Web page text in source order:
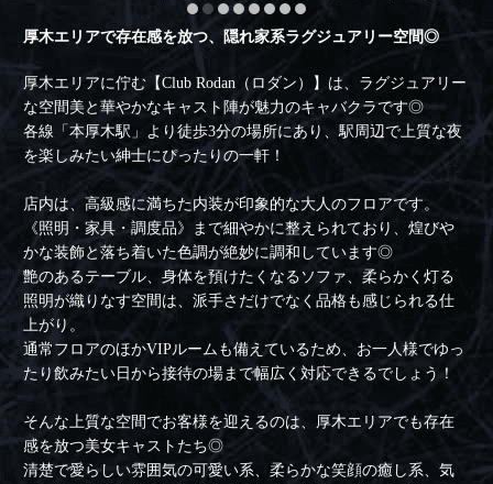
厚木エリアで存在感を放つ、隠れ家系ラグジュアリー空間◎
厚木エリアに佇む【Club Rodan（ロダン）】は、ラグジュアリー
な空間美と華やかなキャスト陣が魅力のキャバクラです◎
各線「本厚木駅」より徒歩3分の場所にあり、駅周辺で上質な夜
を楽しみたい紳士にぴったりの一軒！
店内は、高級感に満ちた内装が印象的な大人のフロアです。
《照明・家具・調度品》まで細やかに整えられており、煌びや
かな装飾と落ち着いた色調が絶妙に調和しています◎
艶のあるテーブル、身体を預けたくなるソファ、柔らかく灯る
照明が織りなす空間は、派手さだけでなく品格も感じられる仕
上がり。
通常フロアのほかVIPルームも備えているため、お一人様でゆっ
たり飲みたい日から接待の場まで幅広く対応できるでしょう！
そんな上質な空間でお客様を迎えるのは、厚木エリアでも存在
感を放つ美女キャストたち◎
清楚で愛らしい雰囲気の可愛い系、柔らかな笑顔の癒し系、気